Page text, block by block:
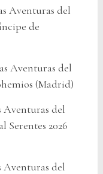
Aventuras del
de
Aventuras del
(Madrid)
Aventuras del
Serentes 2026
Aventuras del